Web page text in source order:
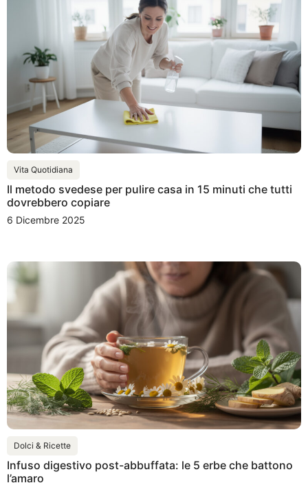
Vita Quotidiana
Il metodo svedese per pulire casa in 15 minuti che tutti
dovrebbero copiare
6 Dicembre 2025
Dolci & Ricette
Infuso digestivo post-abbuffata: le 5 erbe che battono
l’amaro